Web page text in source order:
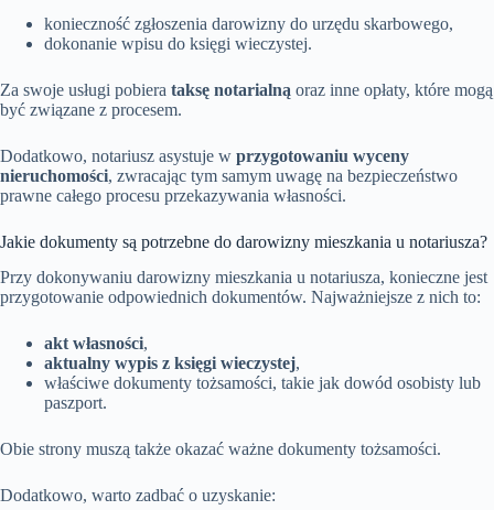
konieczność zgłoszenia darowizny do urzędu skarbowego,
dokonanie wpisu do księgi wieczystej.
Za swoje usługi pobiera taksę notarialną oraz inne opłaty, które mogą
być związane z procesem.
Dodatkowo, notariusz asystuje w przygotowaniu wyceny
nieruchomości, zwracając tym samym uwagę na bezpieczeństwo
prawne całego procesu przekazywania własności.
Jakie dokumenty są potrzebne do darowizny mieszkania u notariusza?
Przy dokonywaniu darowizny mieszkania u notariusza, konieczne jest
przygotowanie odpowiednich dokumentów. Najważniejsze z nich to:
akt własności,
aktualny wypis z księgi wieczystej,
właściwe dokumenty tożsamości, takie jak dowód osobisty lub
paszport.
Obie strony muszą także okazać ważne dokumenty tożsamości.
Dodatkowo, warto zadbać o uzyskanie: